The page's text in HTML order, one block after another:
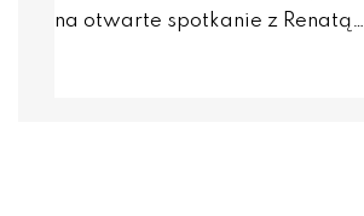
na otwarte spotkanie z Renatą…